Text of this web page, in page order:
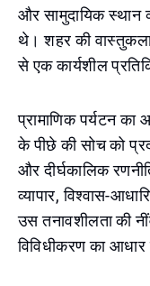
और सामुदायिक स्थान
थे। शहर की वास्तुकला
से एक कार्यशील
प्रामाणिक पर्यटन
के पीछे की सोच को
और दीर्घकालिक
व्यापार, विश्वास-
उस तनावशीलता की
विविधीकरण का आधार